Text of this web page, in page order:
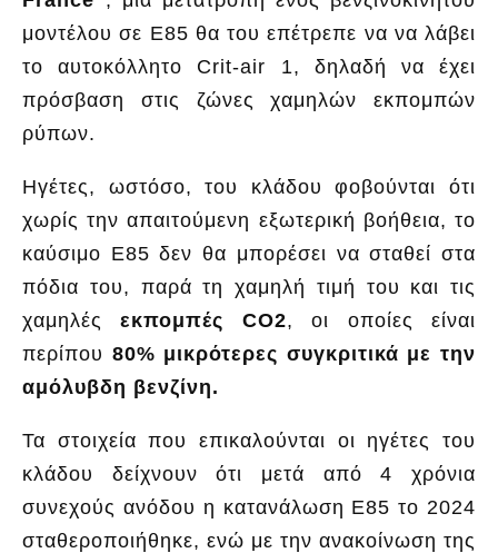
μοντέλου σε Ε85 θα του επέτρεπε να να λάβει
το αυτοκόλλητο Crit-air 1, δηλαδή να έχει
πρόσβαση στις ζώνες χαμηλών εκπομπών
ρύπων.
Ηγέτες, ωστόσο, του κλάδου φοβούνται ότι
χωρίς την απαιτούμενη εξωτερική βοήθεια, το
καύσιμο Ε85 δεν θα μπορέσει να σταθεί στα
πόδια του, παρά τη χαμηλή τιμή του και τις
χαμηλές εκπομπές CO2, οι οποίες είναι
περίπου 80% μικρότερες συγκριτικά με την
αμόλυβδη βενζίνη.
Τα στοιχεία που επικαλούνται οι ηγέτες του
κλάδου δείχνουν ότι μετά από 4 χρόνια
συνεχούς ανόδου η κατανάλωση Ε85 το 2024
σταθεροποιήθηκε, ενώ με την ανακοίνωση της